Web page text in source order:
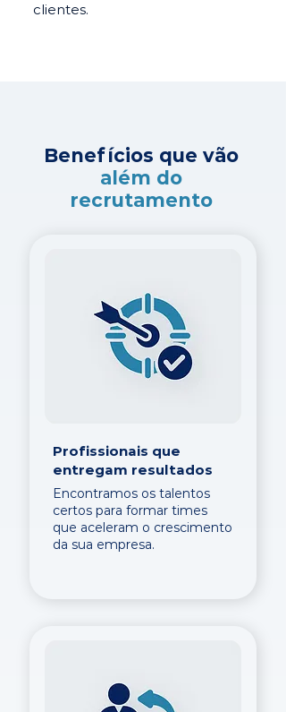
clientes.
Benefícios que vão
além do
recrutamento
Profissionais que
entregam resultados
Encontramos os talentos
certos para formar times
que aceleram o crescimento
da sua empresa.